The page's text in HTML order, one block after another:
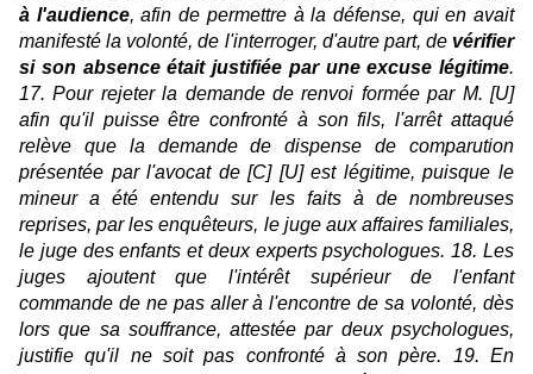
à l'audience, afin de permettre à la défense, qui en avait
manifesté la volonté, de l'interroger, d'autre part, de vérifier
si son absence était justifiée par une excuse légitime.
17. Pour rejeter la demande de renvoi formée par M. [U]
afin qu'il puisse être confronté à son fils, l'arrêt attaqué
relève que la demande de dispense de comparution
présentée par l'avocat de [C] [U] est légitime, puisque le
mineur a été entendu sur les faits à de nombreuses
reprises, par les enquêteurs, le juge aux affaires familiales,
le juge des enfants et deux experts psychologues. 18. Les
juges ajoutent que l'intérêt supérieur de l'enfant
commande de ne pas aller à l'encontre de sa volonté, dès
lors que sa souffrance, attestée par deux psychologues,
justifie qu'il ne soit pas confronté à son père. 19. En